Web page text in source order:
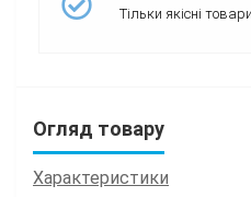
Тільки якісні товари
Огляд товару
Характеристики